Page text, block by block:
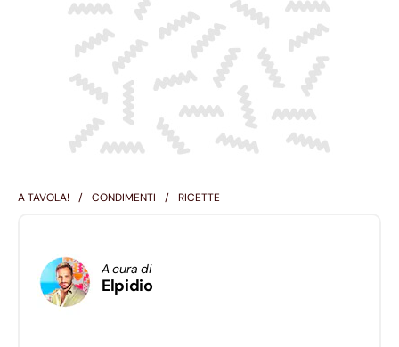
A TAVOLA! CONDIMENTI RICETTE
A cura di
Elpidio